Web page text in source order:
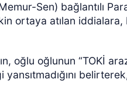
Sen) bağlantılı
ortaya atılan iddialara,
oğlu oğlunun “TOKİ
ÖZEL